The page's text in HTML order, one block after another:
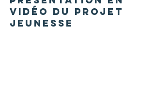
vidéo du projet
jeunesse